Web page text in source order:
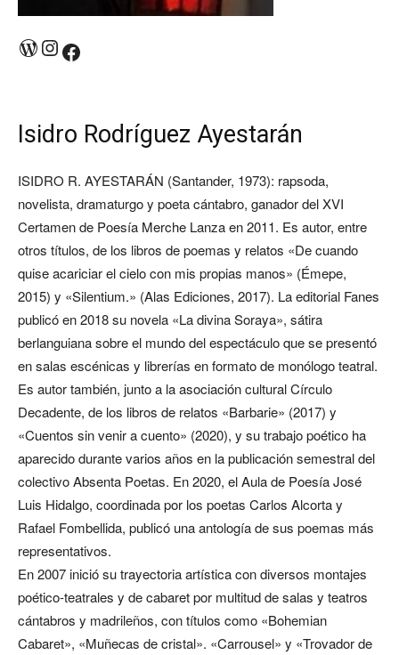
WordPress Instagram Facebook
Isidro Rodríguez Ayestarán
ISIDRO R. AYESTARÁN (Santander, 1973): rapsoda,
novelista, dramaturgo y poeta cántabro, ganador del XVI
Certamen de Poesía Merche Lanza en 2011. Es autor, entre
otros títulos, de los libros de poemas y relatos «De cuando
quise acariciar el cielo con mis propias manos» (Émepe,
2015) y «Silentium.» (Alas Ediciones, 2017). La editorial Fanes
publicó en 2018 su novela «La divina Soraya», sátira
berlanguiana sobre el mundo del espectáculo que se presentó
en salas escénicas y librerías en formato de monólogo teatral.
Es autor también, junto a la asociación cultural Círculo
Decadente, de los libros de relatos «Barbarie» (2017) y
«Cuentos sin venir a cuento» (2020), y su trabajo poético ha
aparecido durante varios años en la publicación semestral del
colectivo Absenta Poetas. En 2020, el Aula de Poesía José
Luis Hidalgo, coordinada por los poetas Carlos Alcorta y
Rafael Fombellida, publicó una antología de sus poemas más
representativos.
En 2007 inició su trayectoria artística con diversos montajes
poético-teatrales y de cabaret por multitud de salas y teatros
cántabros y madrileños, con títulos como «Bohemian
Cabaret», «Muñecas de cristal». «Carrousel» y «Trovador de